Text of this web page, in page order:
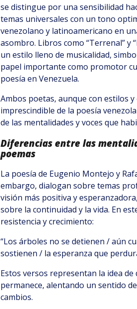
se distingue por una sensibilidad
temas universales con un tono
venezolano y latinoamericano en
asombro. Libros como “Terrenal” y
un estilo lleno de musicalidad,
papel importante como promotor
poesía en Venezuela.
Ambos poetas, aunque con estilos
imprescindible de la poesía
de las mentalidades y voces que
Diferencias entre las
poemas
La poesía de Eugenio Montejo y
embargo, dialogan sobre temas
visión más positiva y
sobre la continuidad y la vida. En
resistencia y crecimiento:
“Los árboles no se detienen / aún
sostienen / la esperanza que
Estos versos representan la idea de
permanece, alentando un sentido
cambios.